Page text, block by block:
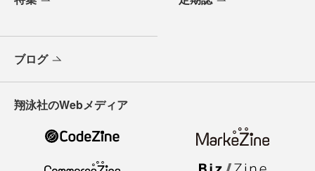
ブログ
翔泳社のWebメディア